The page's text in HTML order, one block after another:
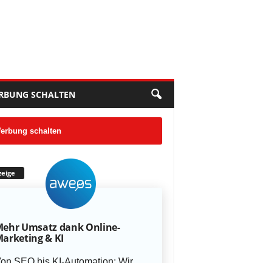
SCHALTEN
schalten
Umsatz dank Online-
& KI